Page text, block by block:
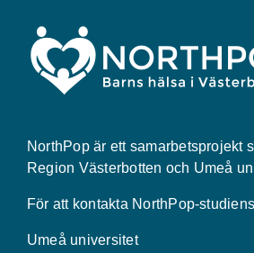
NorthPop är ett samarbetsprojekt
Region Västerbotten och Umeå
För att kontakta NorthPop-
Umeå universitet